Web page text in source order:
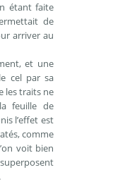
étant faite
de
arriver au
et une
cel par sa
les traits ne
feuille de
l’effet est
comme
voit bien